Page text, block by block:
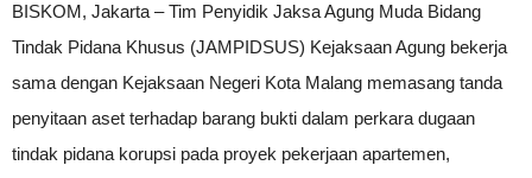
BISKOM, Jakarta – Tim Penyidik Jaksa Agung Muda Bidang
Tindak Pidana Khusus (JAMPIDSUS) Kejaksaan Agung bekerja
sama dengan Kejaksaan Negeri Kota Malang memasang tanda
penyitaan aset terhadap barang bukti dalam perkara dugaan
tindak pidana korupsi pada proyek pekerjaan apartemen,